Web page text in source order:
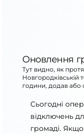
Оновлення
Тут видно, як
Новгородківській
години, додав або
Сьогодні
відключень
громаді.